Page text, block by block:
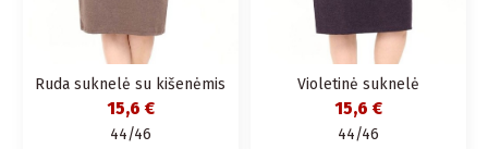
Ruda suknelė su kišenėmis
15,6 €
44/46
Violetinė suknelė
15,6 €
44/46